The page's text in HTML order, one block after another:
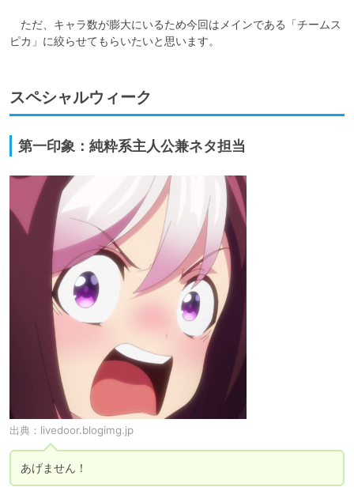
ただ、キャラ数が膨大にいるため今回はメインである「チームス
ピカ」に絞らせてもらいたいと思います。
スペシャルウィーク
第一印象：純粋系主人公兼ネタ担当
出典： livedoor.blogimg.jp
あげません！